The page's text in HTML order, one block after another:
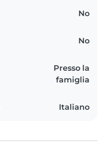
No
No
Presso la
famiglia
Italiano